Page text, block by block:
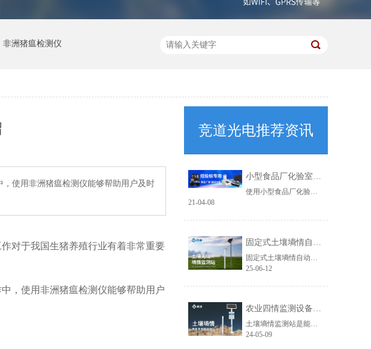
非洲猪瘟检测仪
使用非洲猪瘟检测仪能够帮助用户及时
对于我国生猪养殖行业有着非常重要
，使用非洲猪瘟检测仪能够帮助用户
竞道光电推荐资讯
小型食品厂化验室设备优质厂家批发价格
使用小型食品厂化验室设备这样的设备作为食品安全质检的重要检测标准设备，仪器本身的检测结果是符合国家的标准的，仪器自带了监管平台，可以随时把检测的结果上传，主动接受...
21-04-08
固定式土壤墒情自动监测站长期监测土壤温湿度数据
固定式土壤墒情自动监测站​采集的数据能够为农业生产提供指导参考。...
25-06-12
农业四情监测设备-土壤墒情监测站
土壤墒情监测站是能够通过传感器实时的监测到土壤中的数据，用户可以对监测到的数据分析研究，根据作物不同阶段的用水需求来制定合适的灌溉措施，做好田间管理，为农作物提供合适的生长环境。...
24-05-09